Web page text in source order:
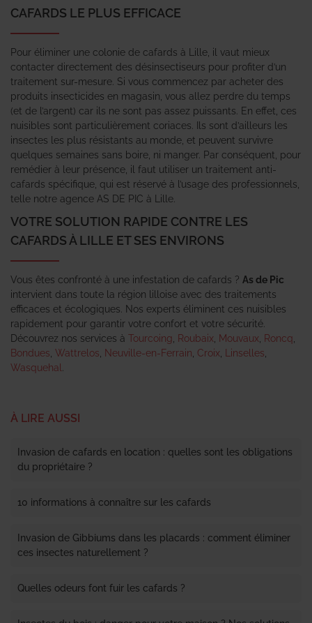
CAFARDS LE PLUS EFFICACE
Pour éliminer une colonie de cafards à Lille, il vaut mieux
contacter directement des désinsectiseurs pour profiter d’un
traitement sur-mesure. Si vous commencez par acheter des
produits insecticides en magasin, vous allez perdre du temps
(et de l’argent) car ils ne sont pas assez puissants. En effet, ces
nuisibles sont particulièrement coriaces. Ils sont d’ailleurs les
insectes les plus résistants au monde, et peuvent survivre
quelques semaines sans boire, ni manger. Par conséquent, pour
remédier à leur présence, il faut utiliser un traitement anti-
cafards spécifique, qui est réservé à l’usage des professionnels,
telle notre agence AS DE PIC à Lille.
VOTRE SOLUTION RAPIDE CONTRE LES
CAFARDS À LILLE ET SES ENVIRONS
Vous êtes confronté à une infestation de cafards ? As de Pic
intervient dans toute la région lilloise avec des traitements
efficaces et écologiques. Nos experts éliminent ces nuisibles
rapidement pour garantir votre confort et votre sécurité.
Découvrez nos services à Tourcoing Roubaix Mouvaux Roncq
Bondues Wattrelos Neuville-en-Ferrain Croix Linselles
Wasquehal
À LIRE AUSSI
Invasion de cafards en location : quelles sont les obligations
du propriétaire ?
10 informations à connaître sur les cafards
Invasion de Gibbiums dans les placards : comment éliminer
ces insectes naturellement ?
Quelles odeurs font fuir les cafards ?